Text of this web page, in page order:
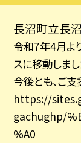
長沼町立長
令和7年4月よ
スに移動しまし
今後とも、ご支
https://
gachughp/
%A0